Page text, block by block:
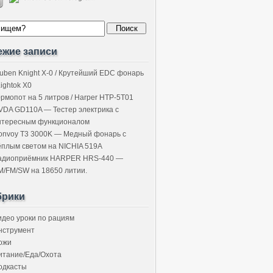
записи
Knight X-0 / Крутейший EDC фонарь
X0
на 5 литров / Harper HTP-5T01
GD110A — Тестер электрика с
функционалом
T3 3000K — Медный фонарь с
светом на NICHIA 519A
HARPER HRS-440 —
FM/SW на 18650 литии.
уроки по рациям
Еда/Охота